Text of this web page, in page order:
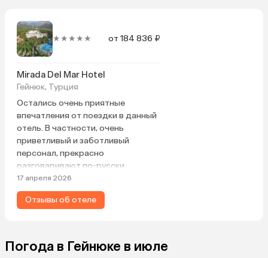
★★★★★ от 184 836 ₽
Mirada Del Mar Hotel
Гейнюк, Турция
Остались очень приятные
впечатления от поездки в данный
отель. В частности, очень
приветливый и заботливый
персонал, прекрасно
разговаривают по-русски.
Вкусная и разнообразная еда,
везде чистота. Качественная
уборка. Ухоженная зеленая
красивая мебель, много мест,
рядом бар. Единственный момент
17 апреля 2026
Отзывы об отеле
Погода в Гейнюке в июле